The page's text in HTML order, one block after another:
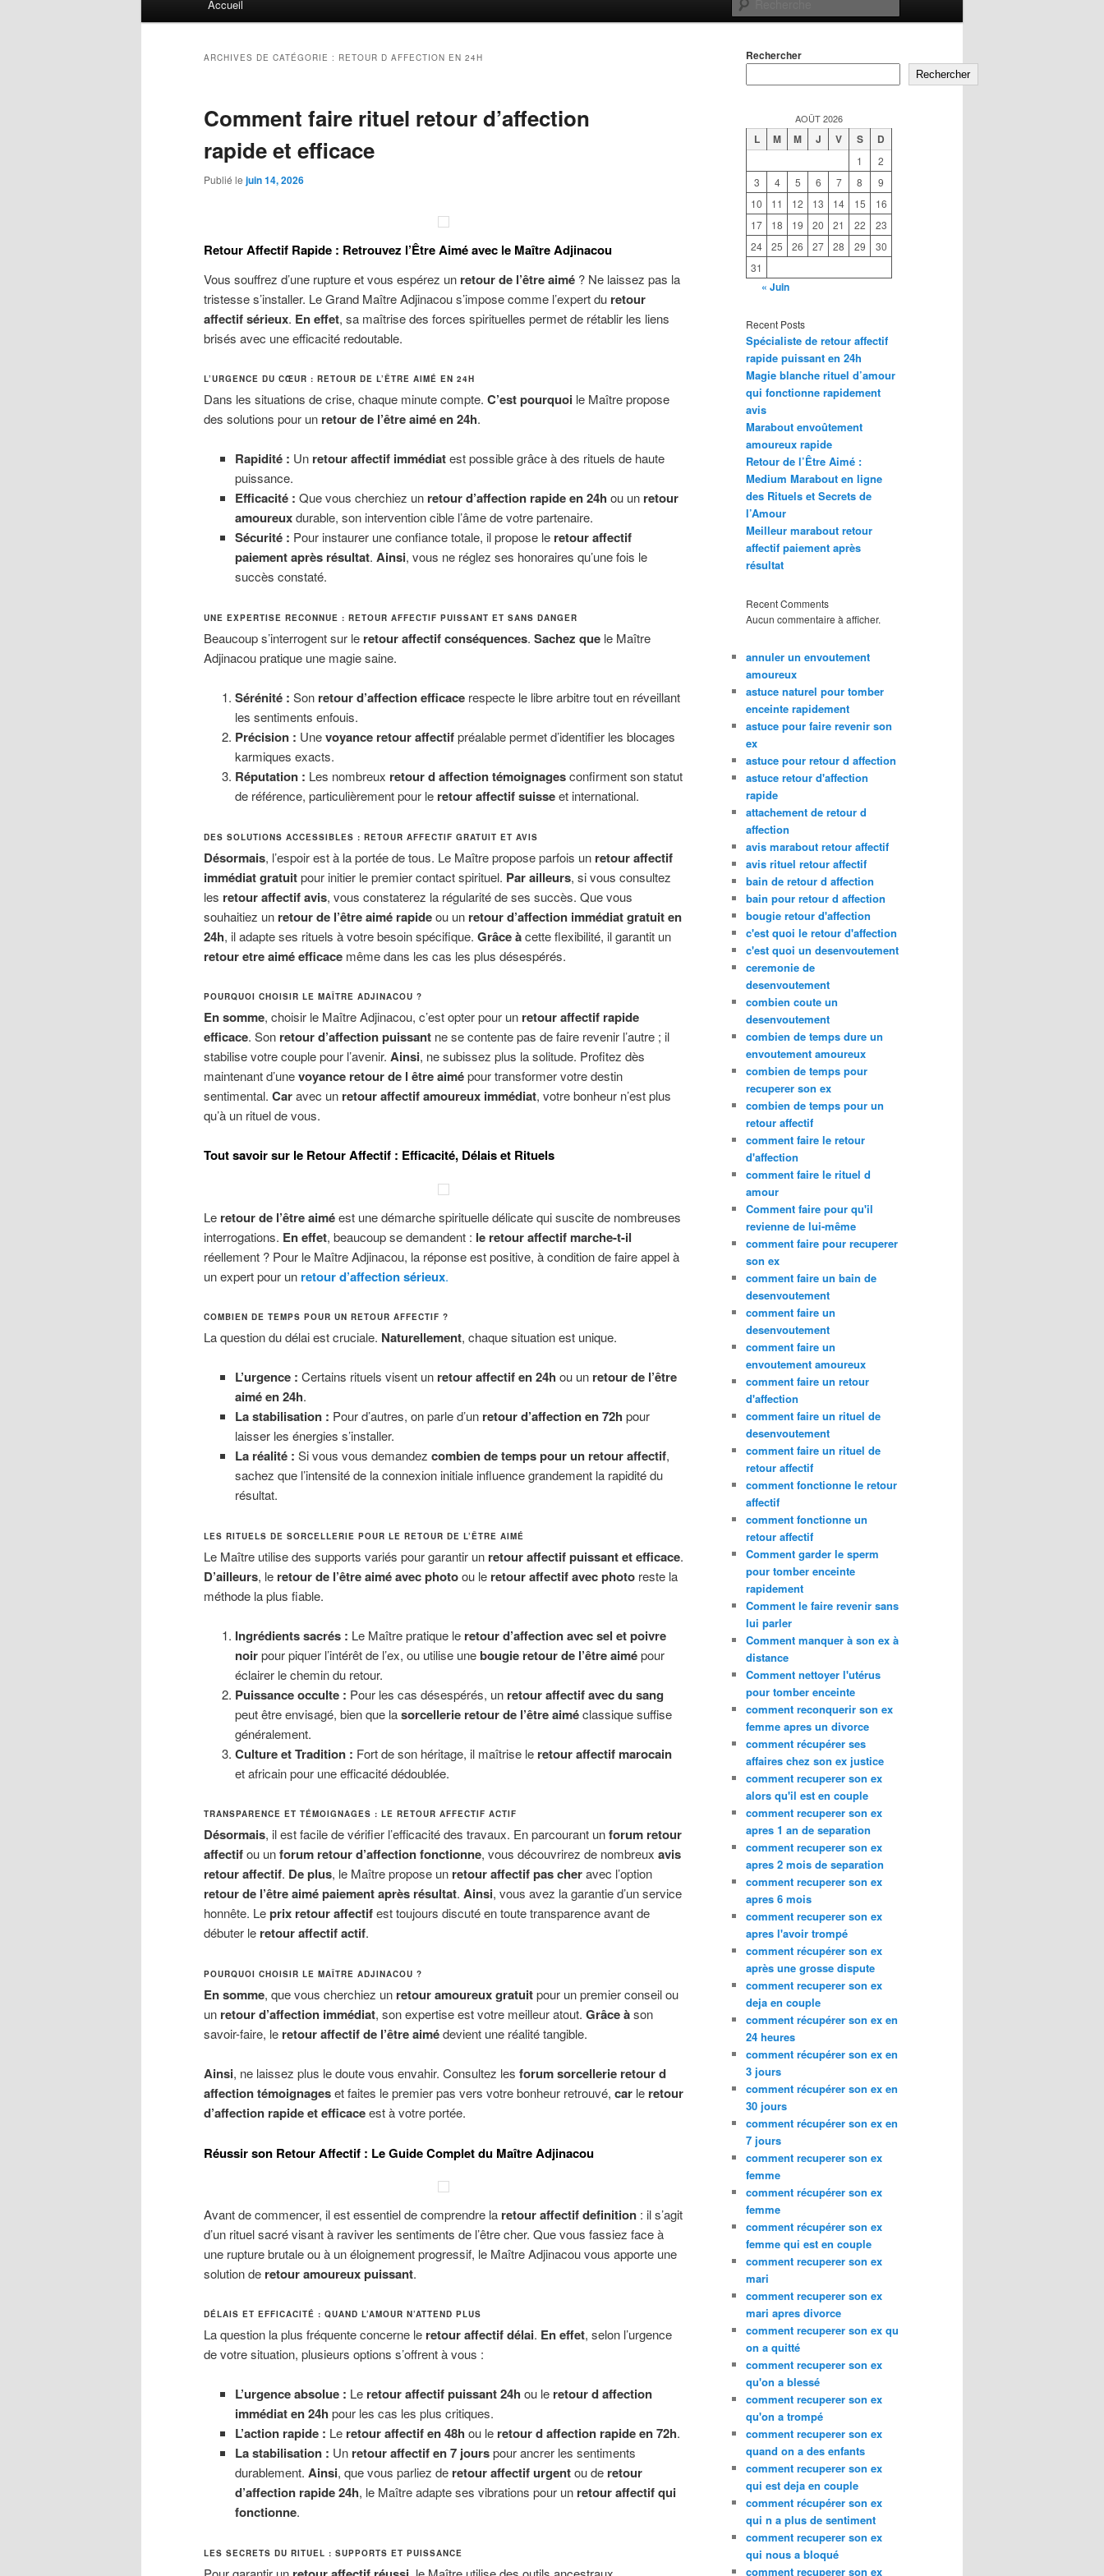
Accueil
ARCHIVES DE CATÉGORIE : RETOUR D AFFECTION EN 24H
Comment faire rituel retour d’affection
rapide et efficace
Publié le juin 14, 2026
Retour Affectif Rapide : Retrouvez l’Être Aimé avec le Maître Adjinacou
Vous souffrez d’une rupture et vous espérez un retour de l’être aimé ? Ne laissez pas la
tristesse s’installer. Le Grand Maître Adjinacou s’impose comme l’expert du retour
affectif sérieux. En effet, sa maîtrise des forces spirituelles permet de rétablir les liens
brisés avec une efficacité redoutable.
L’URGENCE DU CŒUR : RETOUR DE L’ÊTRE AIMÉ EN 24H
Dans les situations de crise, chaque minute compte. C’est pourquoi le Maître propose
des solutions pour un retour de l’être aimé en 24h.
Rapidité : Un retour affectif immédiatest possible grâce à des rituels de haute
puissance.
Efficacité : Que vous cherchiez un retour d’affection rapide en 24h ou un retour
amoureuxdurable, son intervention cible l’âme de votre partenaire.
Sécurité : Pour instaurer une confiance totale, il propose le retour affectif
paiement après résultat. Ainsi, vous ne réglez ses honoraires qu’une fois le
succès constaté.
UNE EXPERTISE RECONNUE : RETOUR AFFECTIF PUISSANT ET SANS DANGER
Beaucoup s’interrogent sur le retour affectif conséquences. Sachez que le Maître
Adjinacou pratique une magie saine.
Sérénité : Son retour d’affection efficacerespecte le libre arbitre tout en réveillant
les sentiments enfouis.
Précision : Unevoyance retour affectifpréalable permet d’identifier les blocages
karmiques exacts.
Réputation : Les nombreux retour d affection témoignagesconfirment son statut
de référence, particulièrement pour le retour affectif suisseet international.
DES SOLUTIONS ACCESSIBLES : RETOUR AFFECTIF GRATUIT ET AVIS
Désormais, l’espoir est à la portée de tous. Le Maître propose parfois un retour affectif
immédiat gratuitpour initier le premier contact spirituel. Par ailleurs, si vous consultez
les retour affectif avis, vous constaterez la régularité de ses succès. Que vous
souhaitiez un retour de l’être aimé rapideou un retour d’affection immédiat gratuit en
24h, il adapte ses rituels à votre besoin spécifique. Grâce àcette flexibilité, il garantit un
retour etre aimé efficace même dans les cas les plus désespérés.
POURQUOI CHOISIR LE MAÎTRE ADJINACOU ?
En somme, choisir le Maître Adjinacou, c’est opter pour un retour affectif rapide
efficace. Son retour d’affection puissant ne se contente pas de faire revenir l’autre ; il
stabilise votre couple pour l’avenir. Ainsi, ne subissez plus la solitude. Profitez dès
maintenant d’unevoyance retour de l être aimépour transformer votre destin
sentimental. Caravec un retour affectif amoureux immédiat, votre bonheur n’est plus
qu’à un rituel de vous.
Tout savoir sur le Retour Affectif : Efficacité, Délais et Rituels
Le retour de l’être aiméest une démarche spirituelle délicate qui suscite de nombreuses
interrogations. En effet, beaucoup se demandent : le retour affectif marche-t-il
réellement ? Pour le Maître Adjinacou, la réponse est positive, à condition de faire appel à
un expert pour un retour d’affection sérieux.
COMBIEN DE TEMPS POUR UN RETOUR AFFECTIF ?
La question du délai est cruciale. Naturellement, chaque situation est unique.
L’urgence : Certains rituels visent un retour affectif en 24h ou un retour de l’être
aimé en 24h.
La stabilisation : Pour d’autres, on parle d’un retour d’affection en 72h pour
laisser les énergies s’installer.
La réalité : Si vous vous demandez combien de temps pour un retour affectif,
sachez que l’intensité de la connexion initiale influence grandement la rapidité du
résultat.
LES RITUELS DE SORCELLERIE POUR LE RETOUR DE L’ÊTRE AIMÉ
Le Maître utilise des supports variés pour garantir un retour affectif puissant et efficace.
D’ailleurs, le retour de l’être aimé avec photoou le retour affectif avec photo reste la
méthode la plus fiable.
Ingrédients sacrés : Le Maître pratique le retour d’affection avec sel et poivre
noirpour piquer l’intérêt de l’ex, ou utilise unebougie retour de l’être aimépour
éclairer le chemin du retour.
Puissance occulte : Pour les cas désespérés, un retour affectif avec du sang
peut être envisagé, bien que lasorcellerie retour de l’être aiméclassique suffise
généralement.
Culture et Tradition : Fort de son héritage, il maîtrise le retour affectif marocain
et africain pour une efficacité dédoublée.
TRANSPARENCE ET TÉMOIGNAGES : LE RETOUR AFFECTIF ACTIF
Désormais, il est facile de vérifier l’efficacité des travaux. En parcourant unforum retour
affectifou unforum retour d’affection fonctionne, vous découvrirez de nombreux avis
retour affectif. De plus, le Maître propose un retour affectif pas cheravec l’option
retour de l’être aimé paiement après résultat. Ainsi, vous avez la garantie d’un service
honnête. Leprix retour affectifest toujours discuté en toute transparence avant de
débuter le retour affectif actif.
POURQUOI CHOISIR LE MAÎTRE ADJINACOU ?
En somme, que vous cherchiez un retour amoureux gratuitpour un premier conseil ou
un retour d’affection immédiat, son expertise est votre meilleur atout. Grâce àson
savoir-faire, le retour affectif de l’être aimédevient une réalité tangible.
Ainsi, ne laissez plus le doute vous envahir. Consultez les forum sorcellerie retour d
affection témoignageset faites le premier pas vers votre bonheur retrouvé, car le retour
d’affection rapide et efficaceest à votre portée.
Réussir son Retour Affectif : Le Guide Complet du Maître Adjinacou
Avant de commencer, il est essentiel de comprendre la retour affectif definition : il s’agit
d’un rituel sacré visant à raviver les sentiments de l’être cher. Que vous fassiez face à
une rupture brutale ou à un éloignement progressif, le Maître Adjinacou vous apporte une
solution de retour amoureux puissant.
DÉLAIS ET EFFICACITÉ : QUAND L’AMOUR N’ATTEND PLUS
La question la plus fréquente concerne le retour affectif délai. En effet, selon l’urgence
de votre situation, plusieurs options s’offrent à vous :
L’urgence absolue : Le retour affectif puissant 24h ou le retour d affection
immédiat en 24h pour les cas les plus critiques.
L’action rapide : Le retour affectif en 48h ou le retour d affection rapide en 72h.
La stabilisation : Un retour affectif en 7 jourspour ancrer les sentiments
durablement. Ainsi, que vous parliez de retour affectif urgentou de retour
d’affection rapide 24h, le Maître adapte ses vibrations pour un retour affectif qui
fonctionne.
LES SECRETS DU RITUEL : SUPPORTS ET PUISSANCE
Rechercher
Rechercher
AOÛT 2026
L M M J V S D
1
2
3
4 5 6 7 8
9
10
11 12 13 14 15
16
17
18 19 20 21 22
23
24
25 26 27 28 29
30
31
« Juin
Recent Posts
Spécialiste de retour affectif
rapide puissant en 24h
Magie blanche rituel d’amour
qui fonctionne rapidement
avis
Marabout envoûtement
amoureux rapide
Retour de l’Être Aimé :
Medium Marabout en ligne
des Rituels et Secrets de
l’Amour
Meilleur marabout retour
affectif paiement après
résultat
Recent Comments
Aucun commentaire à afficher.
annuler un envoutement
amoureux
astuce naturel pour tomber
enceinte rapidement
astuce pour faire revenir son
ex
astuce pour retour d affection
astuce retour d'affection
rapide
attachement de retour d
affection
avis marabout retour affectif
avis rituel retour affectif
bain de retour d affection
bain pour retour d affection
bougie retour d'affection
c'est quoi le retour d'affection
c'est quoi un desenvoutement
ceremonie de
desenvoutement
combien coute un
desenvoutement
combien de temps dure un
envoutement amoureux
combien de temps pour
recuperer son ex
combien de temps pour un
retour affectif
comment faire le retour
d'affection
comment faire le rituel d
amour
Comment faire pour qu'il
revienne de lui-même
comment faire pour recuperer
son ex
comment faire un bain de
desenvoutement
comment faire un
desenvoutement
comment faire un
envoutement amoureux
comment faire un retour
d'affection
comment faire un rituel de
desenvoutement
comment faire un rituel de
retour affectif
comment fonctionne le retour
affectif
comment fonctionne un
retour affectif
Comment garder le sperm
pour tomber enceinte
rapidement
Comment le faire revenir sans
lui parler
Comment manquer à son ex à
distance
Comment nettoyer l'utérus
pour tomber enceinte
comment reconquerir son ex
femme apres un divorce
comment récupérer ses
affaires chez son ex justice
comment recuperer son ex
alors qu'il est en couple
comment recuperer son ex
apres 1 an de separation
comment recuperer son ex
apres 2 mois de separation
comment recuperer son ex
apres 6 mois
comment recuperer son ex
apres l'avoir trompé
comment récupérer son ex
après une grosse dispute
comment recuperer son ex
deja en couple
comment récupérer son ex en
24 heures
comment récupérer son ex en
3 jours
comment récupérer son ex en
30 jours
comment récupérer son ex en
7 jours
comment recuperer son ex
femme
comment récupérer son ex
femme
comment récupérer son ex
femme qui est en couple
comment recuperer son ex
mari
comment recuperer son ex
mari apres divorce
comment recuperer son ex qu
on a quitté
comment recuperer son ex
qu'on a blessé
comment recuperer son ex
qu'on a trompé
comment recuperer son ex
quand on a des enfants
comment recuperer son ex
qui est deja en couple
comment récupérer son ex
qui n a plus de sentiment
comment recuperer son ex
qui nous a bloqué
comment recuperer son ex